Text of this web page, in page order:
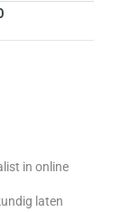
in online
laten